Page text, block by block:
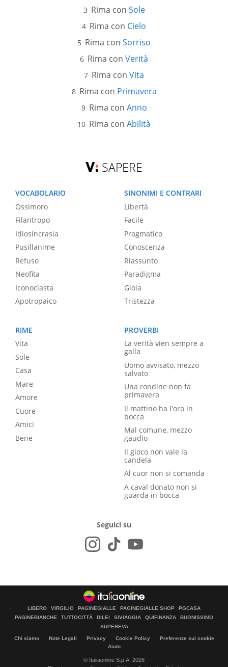
Rima con Sole
Rima con Cielo
Rima con Sorriso
Rima con Verità
Rima con Vita
Rima con Primavera
Rima con Anno
Rima con Abilità
SAPERE
VOCABOLARIO
Ossimoro
Filantropo
Idiosincrasia
Pusillanime
Refuso
Neofita
Iconoclasta
Apotropaico
SINONIMI E CONTRARI
Libertà
Facile
Pragmatico
Conoscenza
Riassunto
Paradigma
Gioia
Tristezza
RIME
Vita
Sole
Casa
Mare
Amore
Cuore
Amici
Bene
PROVERBI
La verità vien sempre a
galla
Uomo avvisato, mezzo
salvato
Una rondine non fa
primavera
Il mattino ha l'oro in
bocca
Mal comune, mezzo
gaudio
Il gioco non vale la
candela
Al cuor non si comanda
A caval donato non si
guarda in bocca
Seguici su
LIBERO VIRGILIO PAGINEGIALLE PAGINEGIALLE SHOP
PGCASA
PAGINEBIANCHE
TUTTOCITTÀ DILEI SIVIAGGIA QUIFINANZA
BUONISSIMO
SUPEREVA
Chi siamo Note Legali Privacy Cookie Policy
Preferenze sui cookie
Aiuto
© Italiaonline S.p.A. 2026